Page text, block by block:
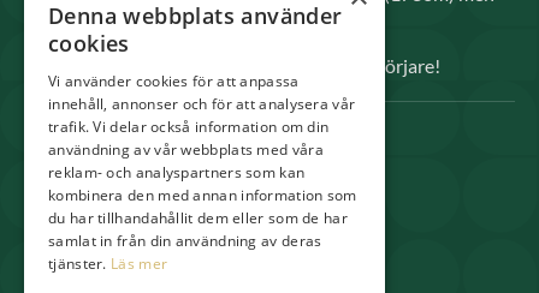
kräver raka slag.
Välkomna både elitspelare och nybörjare!
SNABBLÄNKAR
Spela
Medlem
Shop & Pro
Denna webbplats använder
cookies
Vi använder cookies för att anpassa
innehåll, annonser och för att analysera vår
trafik. Vi delar också information om din
användning av vår webbplats med våra
reklam- och analyspartners som kan
kombinera den med annan information som
du har tillhandahållit dem eller som de har
samlat in från din användning av deras
tjänster. Läs mer